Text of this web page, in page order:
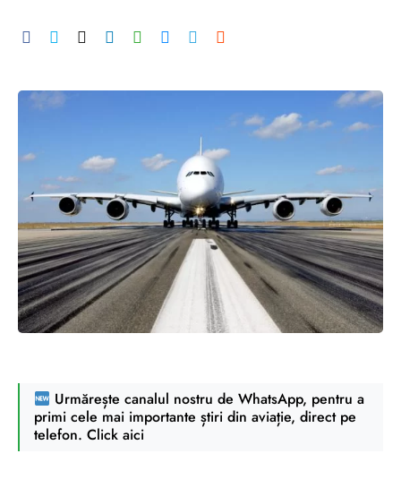
Urmărește canalul nostru de WhatsApp, pentru a
primi cele mai importante știri din aviație, direct pe
telefon. Click aici